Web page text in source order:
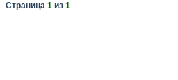
Страница 1 из 1